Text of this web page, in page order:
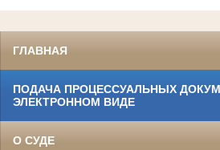
ГЛАВНАЯ
ПОДАЧА ПРОЦЕССУАЛЬНЫХ
ЭЛЕКТРОННОМ ВИДЕ
О СУДЕ